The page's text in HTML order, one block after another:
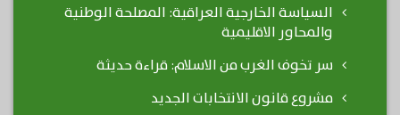
السياسة الخارجية العراقية: المصلحة الوطنية
والمحاور الاقليمية
سر تخوف الغرب من الاسلام: قراءة حديثة
مشروع قانون الانتخابات الجديد